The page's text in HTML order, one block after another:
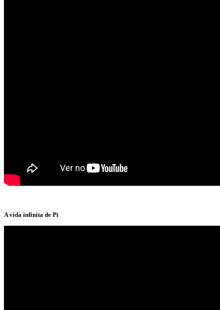
A vida infinita de Pi